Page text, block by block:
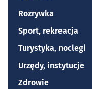
Rozrywka
Sport, rekreacja
Turystyka, noclegi
Urzędy, instytucje
Zdrowie